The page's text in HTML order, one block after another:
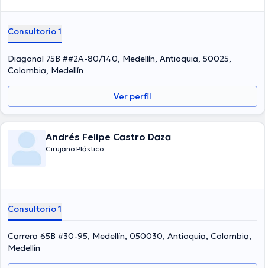
Consultorio 1
Diagonal 75B ##2A-80/140, Medellín, Antioquia, 50025,
Colombia, Medellín
Ver perfil
Andrés Felipe Castro Daza
Cirujano Plástico
Consultorio 1
Carrera 65B #30-95, Medellín, 050030, Antioquia, Colombia,
Medellín